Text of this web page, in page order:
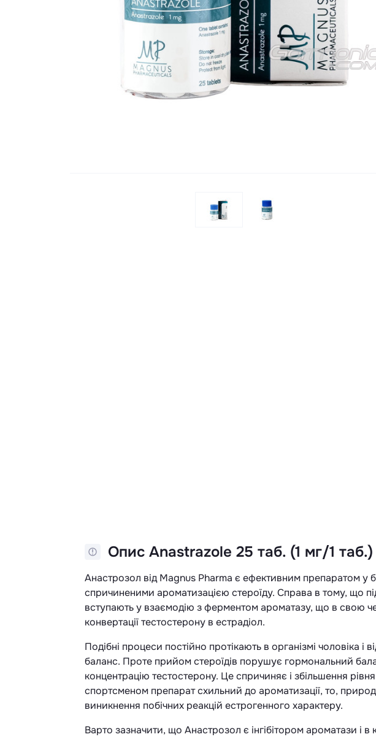
Опис Anastrazole 25 таб. (1 мг/1 таб.)
Анастрозол від Magnus Pharma є ефективним препаратом у
спричиненими ароматизацією стероїду. Справа в тому, що під
вступають у взаємодію з ферментом ароматазу, що в свою
конвертації тестостерону в естрадіол.
Подібні процеси постійно протікають в організмі чоловіка і
баланс. Проте прийом стероїдів порушує гормональний
концентрацію тестостерону. Це спричиняє і збільшення
спортсменом препарат схильний до ароматизації, то,
виникнення побічних реакцій естрогенного характеру.
Варто зазначити, що Анастрозол є інгібітором ароматази і в